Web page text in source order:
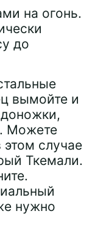
на огонь.
до
вымойте и
Можете
этом случае
Ткемали.
нужно